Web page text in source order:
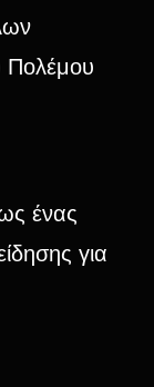
Πολέμου
ως ένας
για